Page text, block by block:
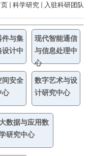
科学研究 入驻科研团队
件与集
设计中
现代智能通信
与信息处理中
心
间安全
心
数字艺术与设
计研究中心
大数据与应用数
研究中心